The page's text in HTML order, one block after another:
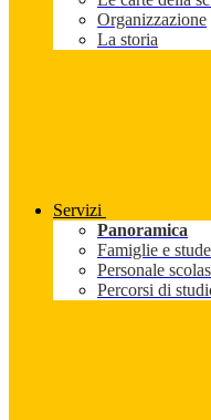
Organizzazione
La storia
Servizi
Panoramica
Famiglie e
Personale
Percorsi di